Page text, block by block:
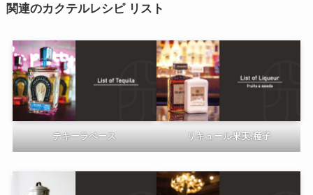
関連のカクテルレシピ リスト
テキーラベース リキュール果実,種子